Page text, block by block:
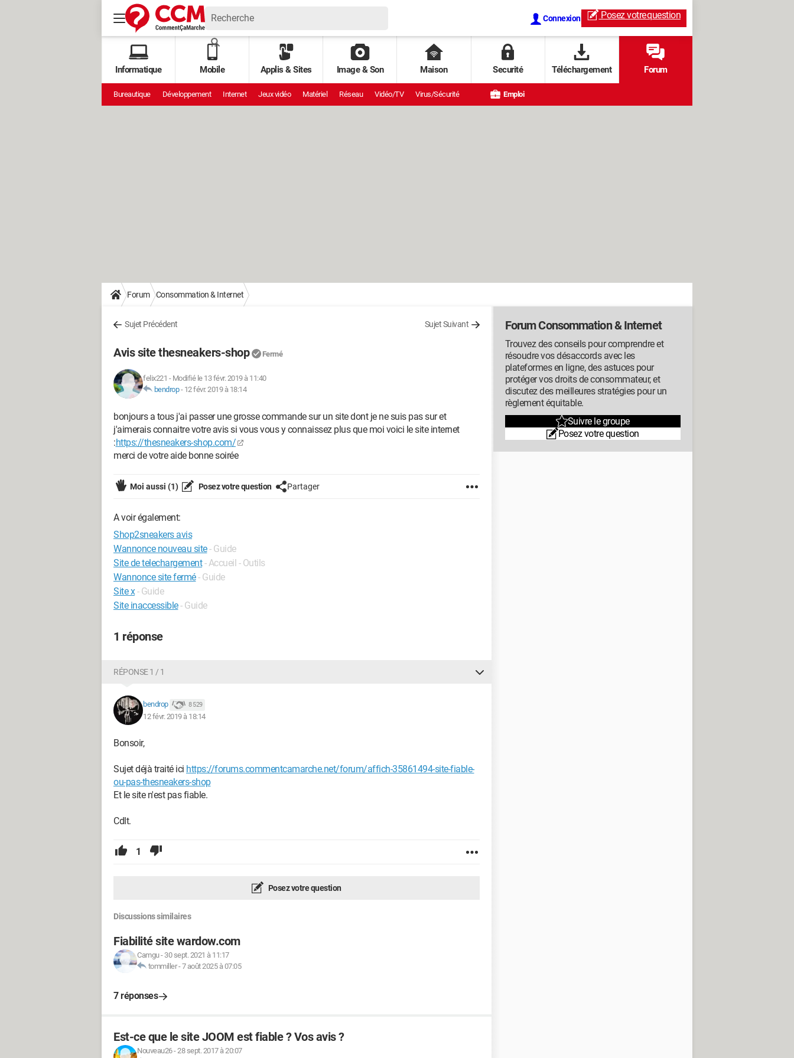
Connexion Posez votrequestion
Informatique Mobile Applis & Sites Image & Son Maison Securité Téléchargement Forum
Bureautique Développement Internet Jeux vidéo Matériel Réseau Vidéo/TV Virus/Sécurité Emploi
Forum Consommation & Internet
Sujet Précédent Sujet Suivant
Avis site thesneakers-shop Fermé
felix221 - Modifié le 13 févr. 2019 à 11:40
bendrop- 12 févr. 2019 à 18:14
bonjours a tous j'ai passer une grosse commande sur un site dont je ne suis pas sur et
j'aimerais connaitre votre avis si vous vous y connaissez plus que moi voici le site internet
:https://thesneakers-shop.com/
merci de votre aide bonne soirée
Moi aussi (1) Posez votre question Partager
A voir également:
Shop2sneakers avis
Wannonce nouveau site- Guide
Site de telechargement - Accueil - Outils
Wannonce site fermé- Guide
Site x - Guide
Site inaccessible- Guide
1 réponse
RÉPONSE 1 / 1
bendrop 8 529
12 févr. 2019 à 18:14
Bonsoir,
Sujet déjà traité ici https://forums.commentcamarche.net/forum/affich-35861494-site-fiable-
ou-pas-thesneakers-shop
Et le site n'est pas fiable.
Cdlt.
1
Posez votre question
Discussions similaires
Fiabilité site wardow.com
Camgu- 30 sept. 2021 à 11:17
tommiller-7 août 2025 à 07:05
7 réponses
Est-ce que le site JOOM est fiable ? Vos avis ?
Nouveau26-28 sept. 2017 à 20:07
Forum Consommation & Internet
Trouvez des conseils pour comprendre et
résoudre vos désaccords avec les
plateformes en ligne, des astuces pour
protéger vos droits de consommateur, et
discutez des meilleures stratégies pour un
règlement équitable.
Suivre le groupe
Posez votre question